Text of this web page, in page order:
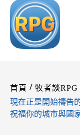
首頁 / 牧者談RPG
現在正是開始禱告
祝福你的城市與國